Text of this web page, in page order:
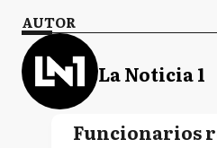
AUTOR
La Noticia 1
Funcionarios